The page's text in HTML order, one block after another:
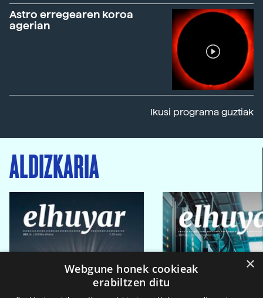
Astro erregearen koroa
agerian
Ikusi programa guztiak
ALDIZKARIA
×
Webgune honek cookieak
erabiltzen ditu